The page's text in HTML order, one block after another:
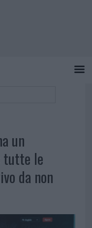
un
tutte le
da non